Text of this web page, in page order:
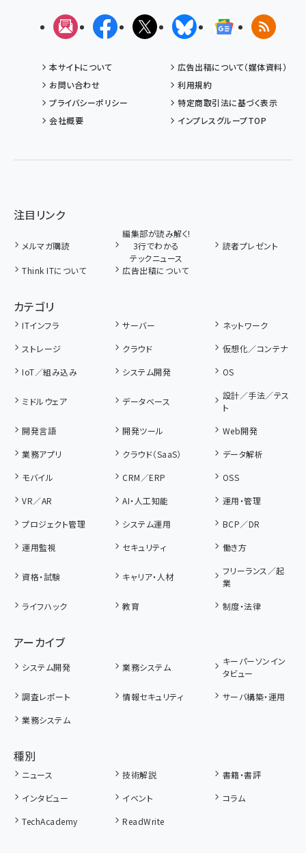
メルマガFacebookX(エックス)BlueskyGoogleニュ
RSS
本サイトについて
広告出稿について（媒体資料）
お問い合わせ
利用規約
プライバシーポリシー
特定商取引法に基づく表示
会社概要
インプレスグループTOP
注目リンク
メルマガ購読
編集部が読み解く!
3行でわかる
テックニュース
読者プレゼント
Think ITについて 広告出稿について
カテゴリ
ITインフラ サーバー
ネットワーク
ストレージ
クラウド
仮想化／コンテナ
IoT／組み込み
システム開発 OS
ミドルウェア データベース
設計／手法／テス
ト
開発言語
開発ツール
Web開発
業務アプリ
クラウド（SaaS）
データ解析
モバイル
CRM／ERP
OSS
VR／AR
AI・人工知能
運用・管理
プロジェクト管理
システム運用
BCP／DR
運用監視
セキュリティ 働き方
資格・試験 キャリア・人材
フリーランス／起
業
ライフハック
教育 制度・法律
アーカイブ
システム開発 業務システム
キーパーソンイン
タビュー
調査レポート
情報セキュリティ
サーバ構築・運用
業務システム
種別
ニュース 技術解説
書籍・書評
インタビュー
イベント
コラム
TechAcademy
ReadWrite